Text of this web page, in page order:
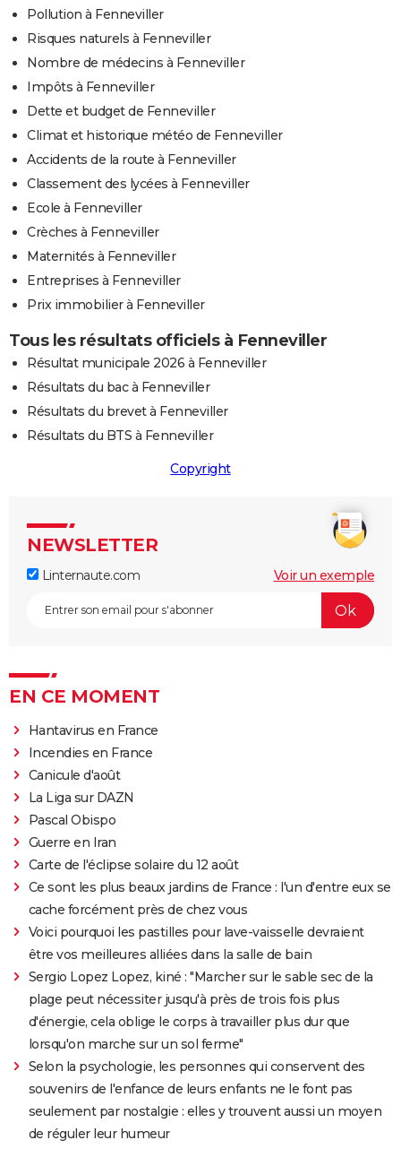
Pollution à Fenneviller
Risques naturels à Fenneviller
Nombre de médecins à Fenneviller
Impôts à Fenneviller
Dette et budget de Fenneviller
Climat et historique météo de Fenneviller
Accidents de la route à Fenneviller
Classement des lycées à Fenneviller
Ecole à Fenneviller
Crèches à Fenneviller
Maternités à Fenneviller
Entreprises à Fenneviller
Prix immobilier à Fenneviller
Tous les résultats officiels à Fenneviller
Résultat municipale 2026 à Fenneviller
Résultats du bac à Fenneviller
Résultats du brevet à Fenneviller
Résultats du BTS à Fenneviller
Copyright
NEWSLETTER
Linternaute.com Voir un exemple
EN CE MOMENT
Hantavirus en France
Incendies en France
Canicule d'août
La Liga sur DAZN
Pascal Obispo
Guerre en Iran
Carte de l'éclipse solaire du 12 août
Ce sont les plus beaux jardins de France : l'un d'entre eux se
cache forcément près de chez vous
Voici pourquoi les pastilles pour lave-vaisselle devraient
être vos meilleures alliées dans la salle de bain
Sergio Lopez Lopez, kiné : "Marcher sur le sable sec de la
plage peut nécessiter jusqu'à près de trois fois plus
d'énergie, cela oblige le corps à travailler plus dur que
lorsqu'on marche sur un sol ferme"
Selon la psychologie, les personnes qui conservent des
souvenirs de l'enfance de leurs enfants ne le font pas
seulement par nostalgie : elles y trouvent aussi un moyen
de réguler leur humeur